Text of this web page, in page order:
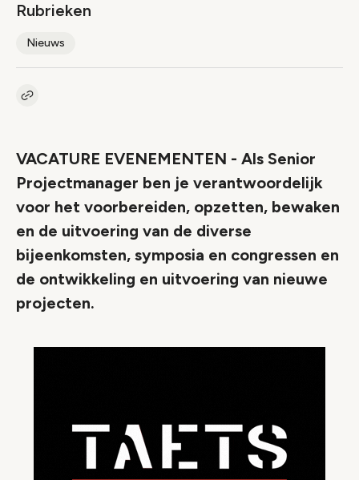
Rubrieken
Nieuws
Kopieer link naar artikel
VACATURE EVENEMENTEN - Als Senior
Projectmanager ben je verantwoordelijk
voor het voorbereiden, opzetten, bewaken
en de uitvoering van de diverse
bijeenkomsten, symposia en congressen en
de ontwikkeling en uitvoering van nieuwe
projecten.